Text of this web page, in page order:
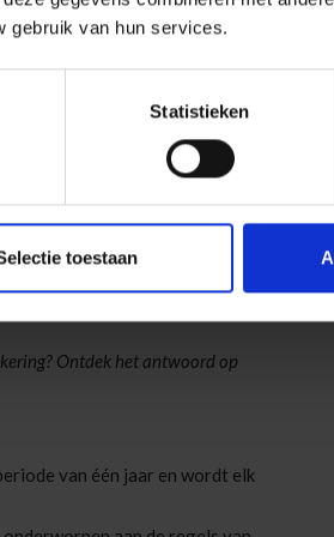
gebruik van hun services.
Statistieken
toestaan
schade.
als basis de index van
de IPID-fiche ('Wat is
euro, ongeacht het aantal
euro voor de strafrechtelijke
de verzekeraar burgerlijke
kosten en honoraria van een
van de wet Salduz
Ontdek het antwoord op
van één jaar en wordt elk